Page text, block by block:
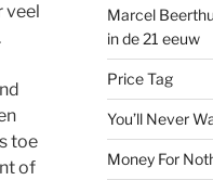
veel
toe
of
Marcel
in de 21 eeuw
Price Tag
You’ll Never
Money For